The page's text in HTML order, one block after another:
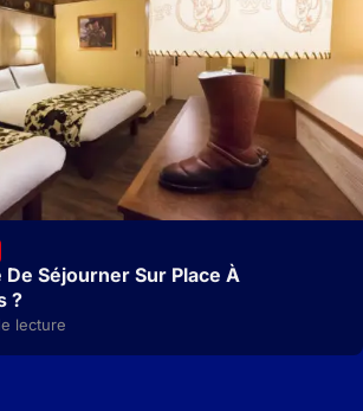
Séjourner Sur Place À
?
lecture